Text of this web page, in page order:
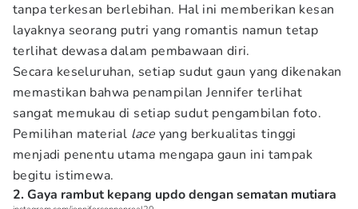
tanpa terkesan berlebihan. Hal ini memberikan kesan
layaknya seorang putri yang romantis namun tetap
terlihat dewasa dalam pembawaan diri.
Secara keseluruhan, setiap sudut gaun yang dikenakan
memastikan bahwa penampilan Jennifer terlihat
sangat memukau di setiap sudut pengambilan foto.
Pemilihan material lace yang berkualitas tinggi
menjadi penentu utama mengapa gaun ini tampak
begitu istimewa.
2. Gaya rambut kepang updo dengan sematan mutiara